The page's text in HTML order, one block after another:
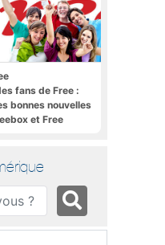
fans de Free :
bonnes nouvelles
et Free